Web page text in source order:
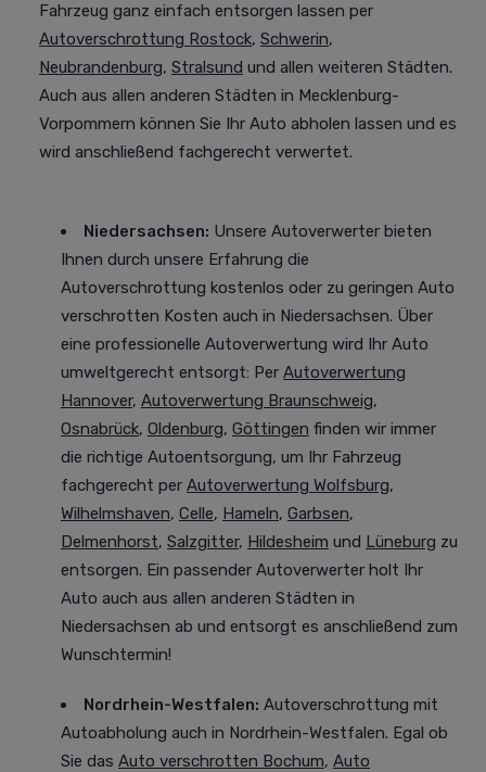
Fahrzeug ganz einfach entsorgen lassen per
Autoverschrottung Rostock, Schwerin,
Neubrandenburg, Stralsund und allen weiteren Städten.
Auch aus allen anderen Städten in Mecklenburg-
Vorpommern können Sie Ihr Auto abholen lassen und es
wird anschließend fachgerecht verwertet.
Niedersachsen: Unsere Autoverwerter bieten
Ihnen durch unsere Erfahrung die
Autoverschrottung kostenlos oder zu geringen Auto
verschrotten Kosten auch in Niedersachsen. Über
eine professionelle Autoverwertung wird Ihr Auto
umweltgerecht entsorgt: Per Autoverwertung
Hannover, Autoverwertung Braunschweig,
Osnabrück, Oldenburg, Göttingen finden wir immer
die richtige Autoentsorgung, um Ihr Fahrzeug
fachgerecht per Autoverwertung Wolfsburg,
Wilhelmshaven, Celle, Hameln, Garbsen,
Delmenhorst, Salzgitter, Hildesheim und Lüneburg zu
entsorgen. Ein passender Autoverwerter holt Ihr
Auto auch aus allen anderen Städten in
Niedersachsen ab und entsorgt es anschließend zum
Wunschtermin!
Nordrhein-Westfalen: Autoverschrottung mit
Autoabholung auch in Nordrhein-Westfalen. Egal ob
Sie das Auto verschrotten Bochum, Auto